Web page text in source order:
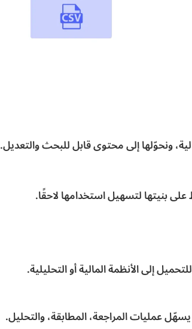
ونحوّلها إلى محتوى قابل للبحث والتعديل.
على بنيتها لتسهيل استخدامها لاحقًا.
إلى الأنظمة المالية أو التحليلية.
يسهّل عمليات المراجعة، المطابقة، والتحليل.